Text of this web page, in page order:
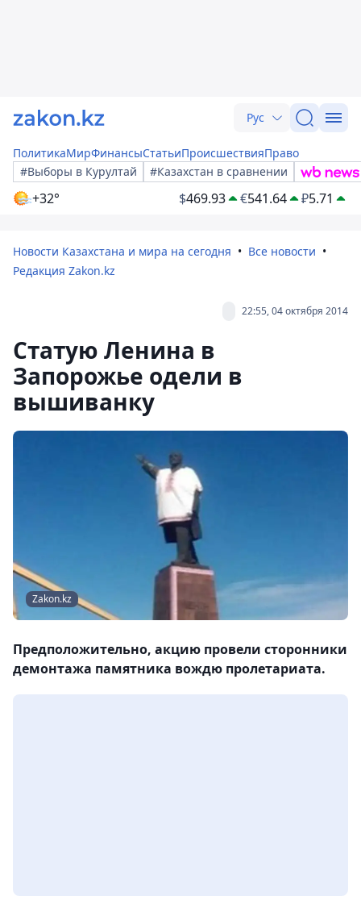
Рус
ПолитикаМирФинансыСтатьиПроисшествияПраво
#Выборы в Курултай
#Казахстан в сравнении
+32° $469.93 €541.64 ₽5.71
Новости Казахстана и мира на сегодня
Все новости
Редакция Zakon.kz
22:55, 04 октября 2014
Статую Ленина в
Запорожье одели в
вышиванку
Zakon.kz
Предположительно, акцию провели сторонники
демонтажа памятника вождю пролетариата.